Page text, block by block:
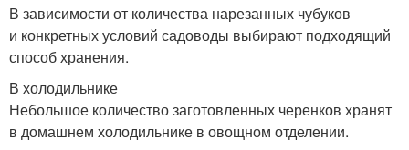
В зависимости от количества нарезанных чубуков
и конкретных условий садоводы выбирают подходящий
способ хранения.
В холодильнике
Небольшое количество заготовленных черенков хранят
в домашнем холодильнике в овощном отделении.